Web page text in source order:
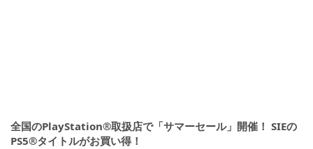
全国のPlayStation®取扱店で「サマーセール」開催！ SIEの
PS5®タイトルがお買い得！